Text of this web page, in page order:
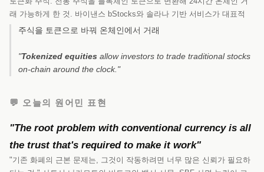
래 가능하게 한 것. 바이낸스 bStocks와 솔라나 기반 서비스가 대표적
주식을 토큰으로 바꿔 온체인에서 거래
"Tokenized equities allow investors to trade traditional stocks
on-chain around the clock."
💬 오늘의 원어민 표현
"The root problem with conventional currency is all
the trust that's required to make it work"
"기존 화폐의 근본 문제는, 그것이 작동하려면 너무 많은 신뢰가 필요하